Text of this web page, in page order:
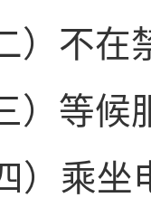
不在
等候
乘坐电